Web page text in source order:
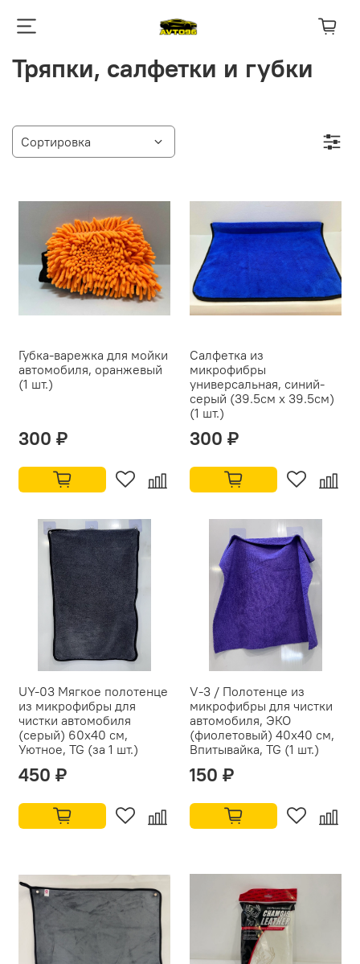
Тряпки, салфетки и губки
Губка-варежка для мойки
автомобиля, оранжевый
(1 шт.)
300 ₽
Салфетка из
микрофибры
универсальная, синий-
серый (39.5см x 39.5см)
(1 шт.)
300 ₽
UY-03 Мягкое полотенце
из микрофибры для
чистки автомобиля
(серый) 60x40 см,
Уютное, TG (за 1 шт.)
450 ₽
V-3 / Полотенце из
микрофибры для чистки
автомобиля, ЭКО
(фиолетовый) 40x40 см,
Впитывайка, TG (1 шт.)
150 ₽